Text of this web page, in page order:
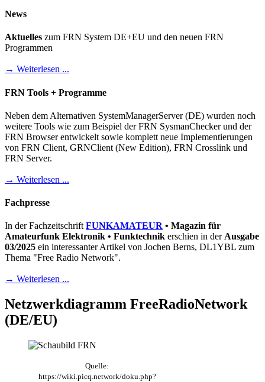
News
Aktuelles zum FRN System DE+EU und den neuen FRN
Programmen
→ Weiterlesen ...
FRN Tools + Programme
Neben dem Alternativen SystemManagerServer (DE) wurden noch
weitere Tools wie zum Beispiel der FRN SysmanChecker und der
FRN Browser entwickelt sowie komplett neue Implementierungen
von FRN Client, GRNClient (New Edition), FRN Crosslink und
FRN Server.
→ Weiterlesen ...
Fachpresse
In der Fachzeitschrift FUNKAMATEUR • Magazin für
Amateurfunk Elektronik • Funktechnik erschien in der Ausgabe
03/2025 ein interessanter Artikel von Jochen Berns, DL1YBL zum
Thema "Free Radio Network".
→ Weiterlesen ...
Netzwerkdiagramm FreeRadioNetwork
(DE/EU)
Quelle:
https://wiki.picq.network/doku.php?